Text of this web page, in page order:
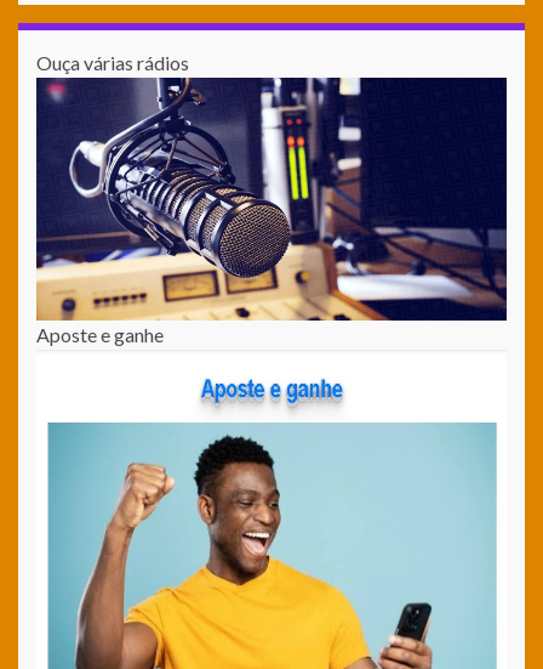
Ouça várias rádios
Aposte e ganhe